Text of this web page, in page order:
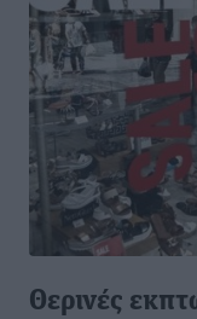
Θερινές